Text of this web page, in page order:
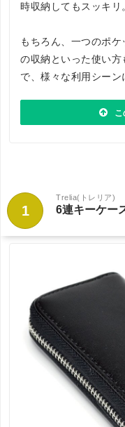
時収納してもスッキリ
もちろん、一つのポ
の収納といった使い
で、様々な利用シーン
こ
1
Trelia(トレリア)
6連キーケー